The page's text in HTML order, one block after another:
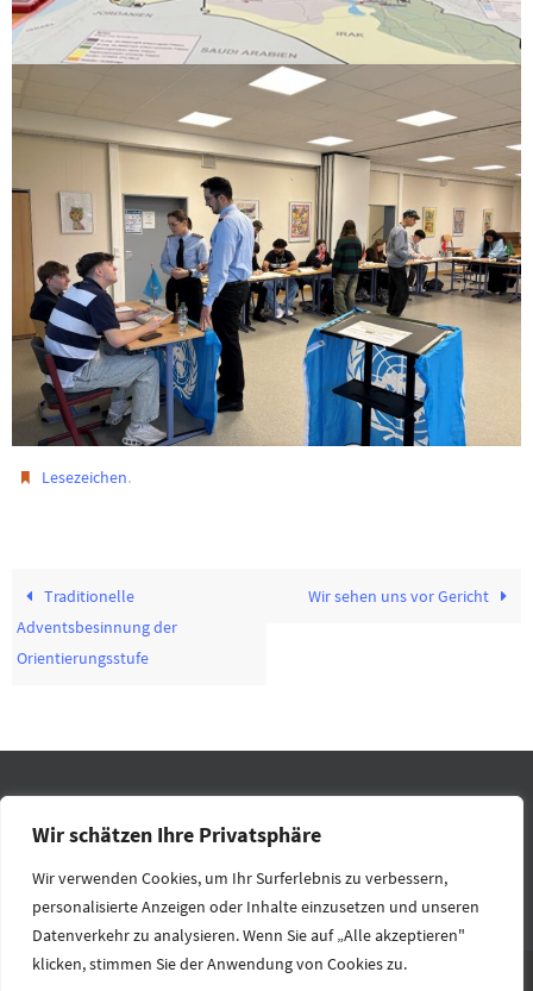
Wir schätzen Ihre Privatsphäre
Wir verwenden Cookies, um Ihr Surferlebnis zu verbessern,
personalisierte Anzeigen oder Inhalte einzusetzen und unseren
Datenverkehr zu analysieren. Wenn Sie auf „Alle akzeptieren"
klicken, stimmen Sie der Anwendung von Cookies zu.
Lesezeichen.
Traditionelle
Adventsbesinnung der
Orientierungsstufe
Wir sehen uns vor Gericht
IMPRESSUM DATENSCHUTZ RECHTLICHES
HOME
Präsentiert vonNirvana&WordPress.